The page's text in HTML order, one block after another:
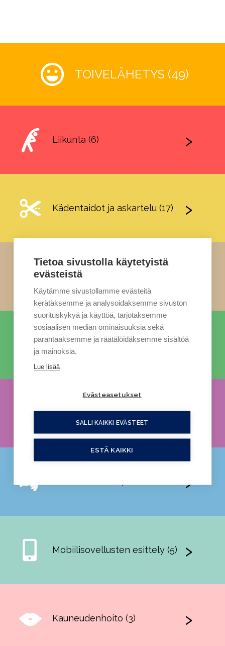
TOIVELÄHETYS (49)
Liikunta (6)
Kädentaidot ja askartelu (17)
Ruoka (5)
Luonto (8)
Puutarhanhoito (5)
Mobiilisovellusten esittely (5)
Kauneudenhoito (3)
Tietoa sivustolla käytetyistä
evästeistä
Käytämme sivustollamme evästeitä
kerätäksemme ja analysoidaksemme sivuston
suorituskykyä ja käyttöä, tarjotaksemme
sosiaalisen median ominaisuuksia sekä
parantaaksemme ja räätälöidäksemme sisältöä
ja mainoksia.
Lue lisää
Evästeasetukset
SALLI KAIKKI EVÄSTEET
ESTÄ KAIKKI